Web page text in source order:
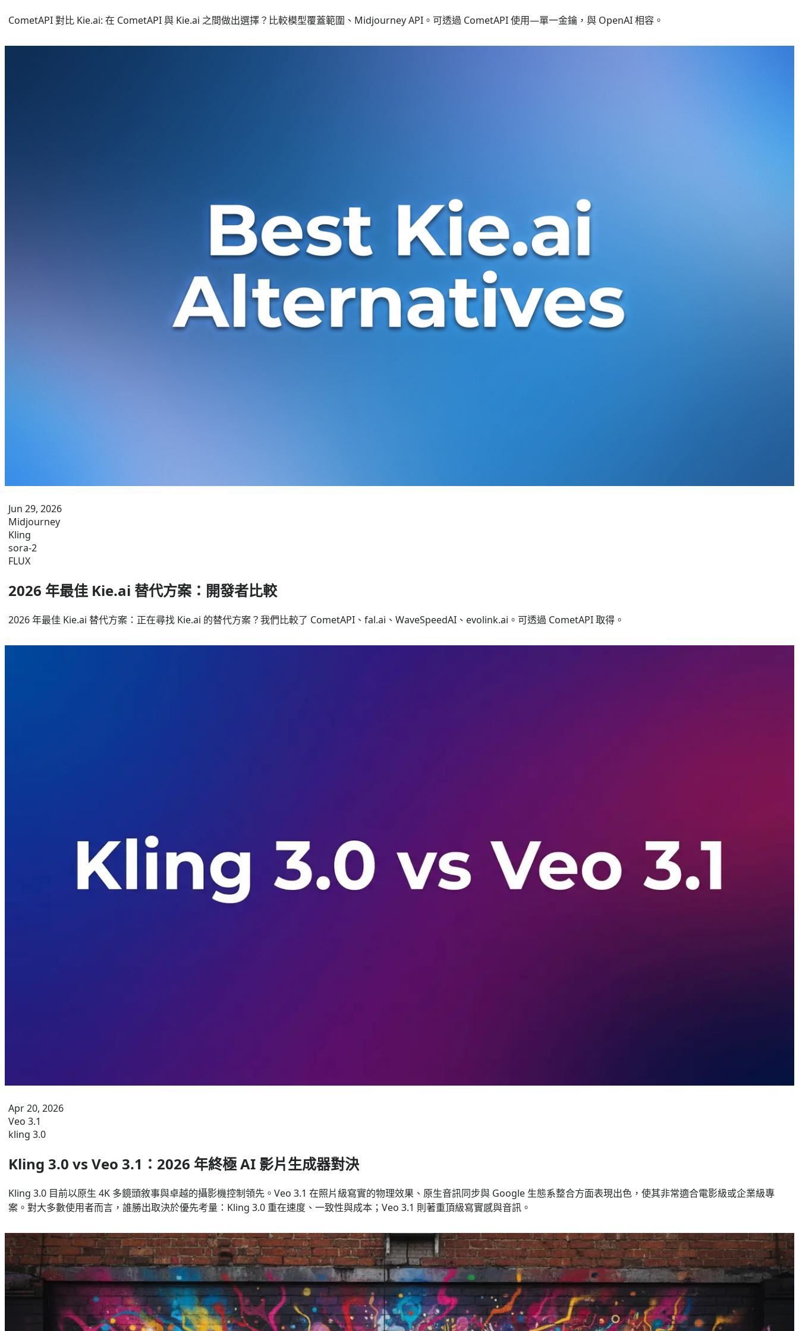
CometAPI 對比 Kie.ai: 在 CometAPI 與 Kie.ai 之間做出選擇？比較模型覆蓋範圍、Midjourney API。可透過 CometAPI 使用—單一金鑰，與 OpenAI 相容。
Jun 29, 2026
Midjourney
Kling
sora-2
FLUX
2026 年最佳 Kie.ai 替代方案：開發者比較
2026 年最佳 Kie.ai 替代方案：正在尋找 Kie.ai 的替代方案？我們比較了 CometAPI、fal.ai、WaveSpeedAI、evolink.ai。可透過 CometAPI 取得。
Apr 20, 2026
Veo 3.1
kling 3.0
Kling 3.0 vs Veo 3.1：2026 年終極 AI 影片生成器對決
Kling 3.0 目前以原生 4K 多鏡頭敘事與卓越的攝影機控制領先。Veo 3.1 在照片級寫實的物理效果、原生音訊同步與 Google 生態系整合方面表現出色，使其非常適合電影級或企業級專
案。對大多數使用者而言，誰勝出取決於優先考量：Kling 3.0 重在速度、一致性與成本；Veo 3.1 則著重頂級寫實感與音訊。